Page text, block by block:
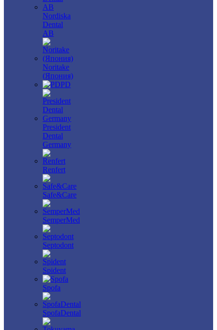
Nordiska
Dental
AB
Noritake
(Япония)
PD
President
Dental
Germany
Renfert
Safe&Care
SemperMed
Septodont
Spident
Spofa
SpofaDental